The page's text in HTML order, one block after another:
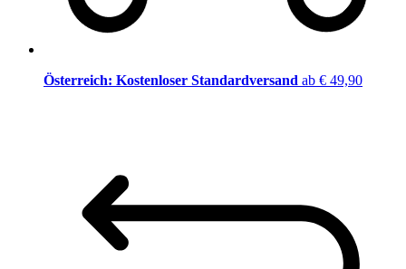
Österreich: Kostenloser Standardversand ab € 49,90